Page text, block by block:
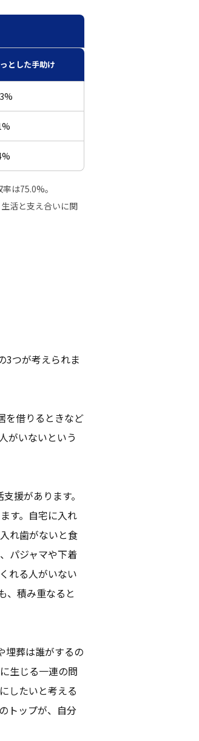
とした手助け
は75.0%。
活と支え合いに関
3つが考えられま
を借りるときなど
がいないという
援があります。
す。自宅に入れ
れ歯がないと食
パジャマや下着
れる人がいない
、積み重なると
埋葬は誰がするの
生じる一連の問
したいと考える
トップが、自分